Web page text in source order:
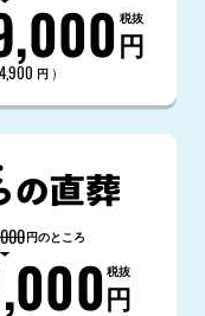
円
税抜
円 ）
円のところ
円
税抜